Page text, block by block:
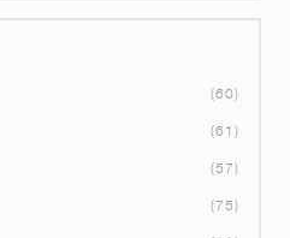
60
61
57
75